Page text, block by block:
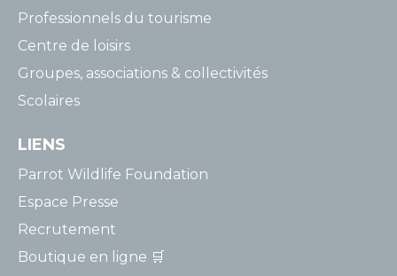
Professionnels du tourisme
Centre de loisirs
Groupes, associations & collectivités
Scolaires
LIENS
Parrot Wildlife Foundation
Espace Presse
Recrutement
Boutique en ligne 🛒